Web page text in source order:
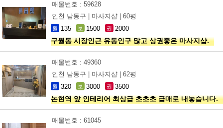
매물번호 : 59628
인천 남동구 |
마사지샵 | 60평
월 135 보 1500 권 2000
구월동 시장인근 유동인구 많고 상권좋은 마사지샵.
매물번호 : 49360
인천 남동구 |
마사지샵 | 62평
월 320 보 3000 권 3500
논현역 앞 인테리어 최상급 초초초 급매로 내놓습니다.
매물번호 : 61045